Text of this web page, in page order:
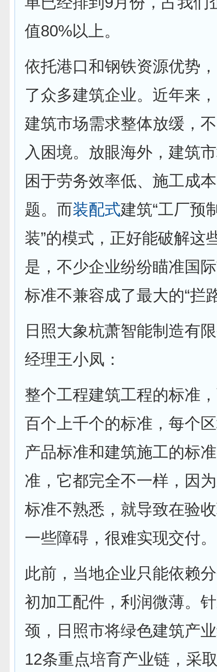
值80%以上。
依托港口和钢铁资源优势
了众多建筑企业。近年来
建筑市场需求整体放缓，
入困境。放眼海外，建筑
困于劳务效率低、施工成
题。而装配式建筑“工厂预
装”的模式，正好能破解这
是，不少企业纷纷瞄准国
标准不兼容成了最大的“拦
日照大象杭萧智能制造有
经理王小凤：
整个工程建筑工程的标准
百个上千个的标准，每个
产品标准和建筑施工的标
准，它都完全不一样，因
标准不熟悉，就导致在验
一些障碍，很难实现交付。
此前，当地企业只能依赖
初加工配件，利润微薄。
颈，日照市将绿色建筑产
12条重点培育产业链，采